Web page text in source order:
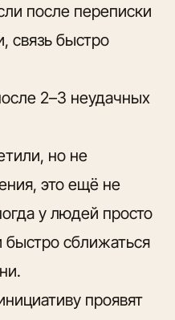
после переписки
связь быстро
2–3 неудачных
но не
это ещё не
у людей просто
быстро сближаться
проявят